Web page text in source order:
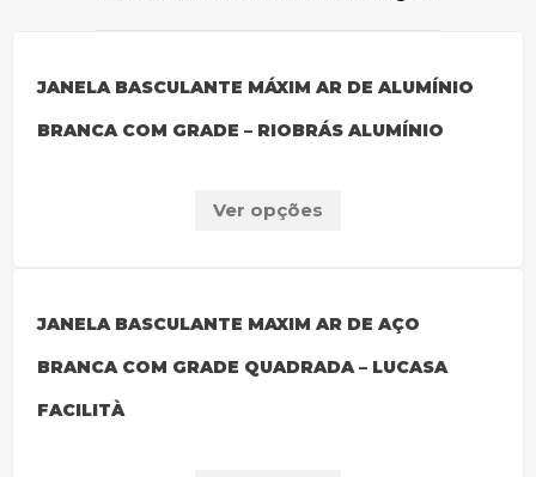
JANELA BASCULANTE MÁXIM AR DE ALUMÍNIO
BRANCA COM GRADE – RIOBRÁS ALUMÍNIO
Ver opções
JANELA BASCULANTE MAXIM AR DE AÇO
BRANCA COM GRADE QUADRADA – LUCASA
FACILITÀ